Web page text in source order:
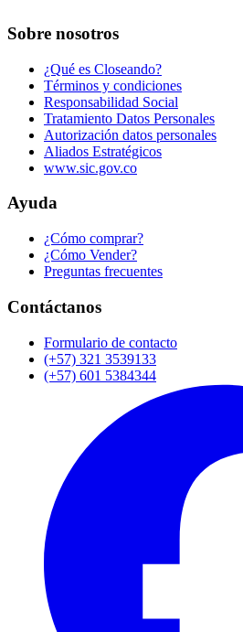
Sobre nosotros
¿Qué es Closeando?
Términos y condiciones
Responsabilidad Social
Tratamiento Datos Personales
Autorización datos personales
Aliados Estratégicos
www.sic.gov.co
Ayuda
¿Cómo comprar?
¿Cómo Vender?
Preguntas frecuentes
Contáctanos
Formulario de contacto
(+57) 321 3539133
(+57) 601 5384344